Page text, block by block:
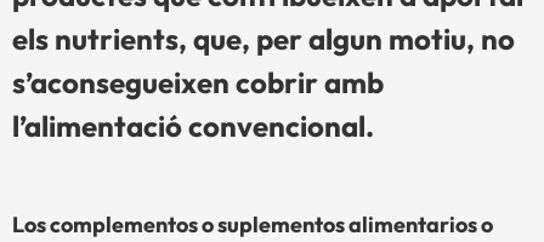
els nutrients, que, per algun motiu, no
s’aconsegueixen cobrir amb
l’alimentació convencional.
Los complementos o suplementos alimentarios o